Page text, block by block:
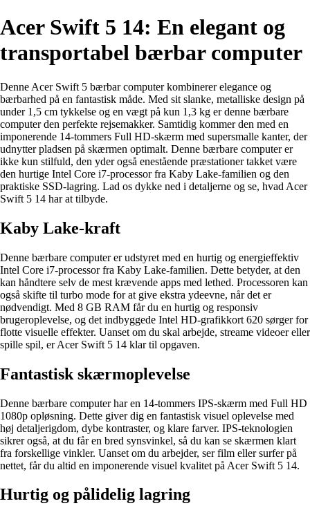
Acer Swift 5 14: En elegant og
transportabel bærbar computer
Denne Acer Swift 5 bærbar computer kombinerer elegance og
bærbarhed på en fantastisk måde. Med sit slanke, metalliske design på
under 1,5 cm tykkelse og en vægt på kun 1,3 kg er denne bærbare
computer den perfekte rejsemakker. Samtidig kommer den med en
imponerende 14-tommers Full HD-skærm med supersmalle kanter, der
udnytter pladsen på skærmen optimalt. Denne bærbare computer er
ikke kun stilfuld, den yder også enestående præstationer takket være
den hurtige Intel Core i7-processor fra Kaby Lake-familien og den
praktiske SSD-lagring. Lad os dykke ned i detaljerne og se, hvad Acer
Swift 5 14 har at tilbyde.
Kaby Lake-kraft
Denne bærbare computer er udstyret med en hurtig og energieffektiv
Intel Core i7-processor fra Kaby Lake-familien. Dette betyder, at den
kan håndtere selv de mest krævende apps med lethed. Processoren kan
også skifte til turbo mode for at give ekstra ydeevne, når det er
nødvendigt. Med 8 GB RAM får du en hurtig og responsiv
brugeroplevelse, og det indbyggede Intel HD-grafikkort 620 sørger for
flotte visuelle effekter. Uanset om du skal arbejde, streame videoer eller
spille spil, er Acer Swift 5 14 klar til opgaven.
Fantastisk skærmoplevelse
Denne bærbare computer har en 14-tommers IPS-skærm med Full HD
1080p opløsning. Dette giver dig en fantastisk visuel oplevelse med
høj detaljerigdom, dybe kontraster, og klare farver. IPS-teknologien
sikrer også, at du får en bred synsvinkel, så du kan se skærmen klart
fra forskellige vinkler. Uanset om du arbejder, ser film eller surfer på
nettet, får du altid en imponerende visuel kvalitet på Acer Swift 5 14.
Hurtig og pålidelig lagring